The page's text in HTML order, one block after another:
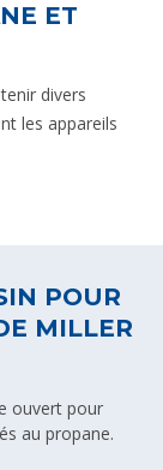
ET
divers
les appareils
POUR
MILLER
ouvert pour
au propane.